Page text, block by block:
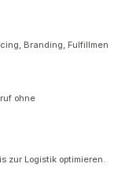
Branding, Fulfillmen
ohne
zur Logistik optimieren.